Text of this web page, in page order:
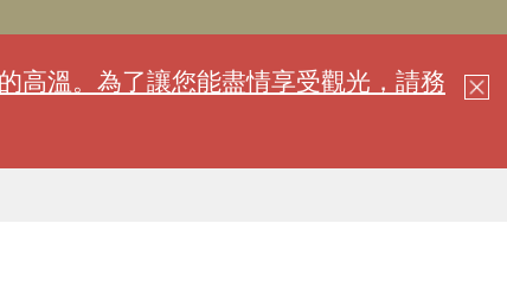
高溫。為了讓您能盡情享受觀光，請務